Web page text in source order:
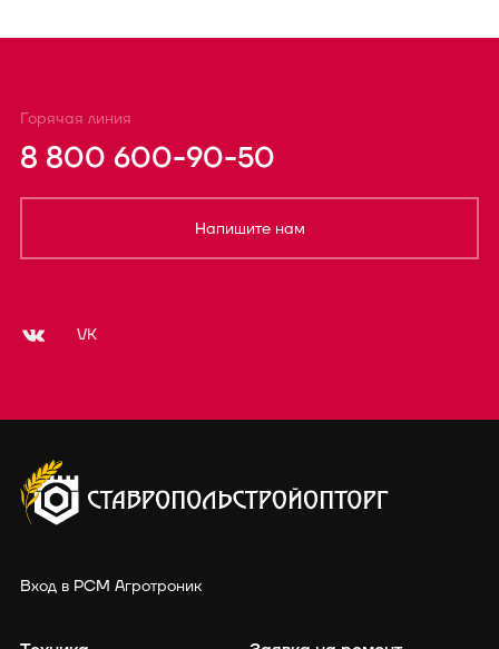
Горячая линия
8 800 600-90-50
Напишите нам
VK
Вход в РСМ Агротроник